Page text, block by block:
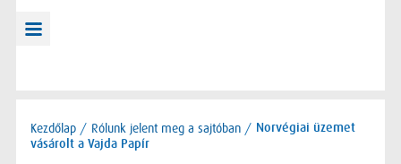
Kezdőlap / Rólunk jelent meg a sajtóban / Norvégiai üzemet
vásárolt a Vajda Papír